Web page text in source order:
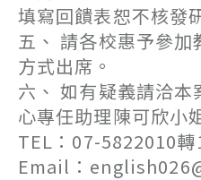
填寫回饋表恕不核發
五、 請各校惠予參
方式出席。
六、 如有疑義請洽
心專任助理陳可欣小
TEL：07-5822010
Email：